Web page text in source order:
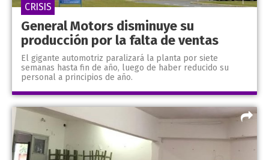
General Motors disminuye su
producción por la falta de ventas
El gigante automotriz paralizará la planta por siete
semanas hasta fin de año, luego de haber reducido su
personal a principios de año.
CRISIS